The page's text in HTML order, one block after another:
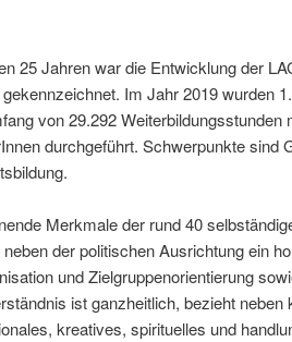
25 Jahren war die Entwicklung der
Im Jahr 2019 wurden
von 29.292 Weiterbildungsstunden
durchgeführt. Schwerpunkte sind
Merkmale der rund 40
neben der politischen Ausrichtung ein
und Zielgruppenorientierung
ist ganzheitlich, bezieht
kreatives, spirituelles und